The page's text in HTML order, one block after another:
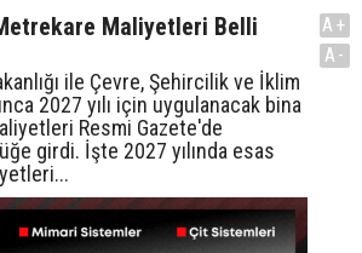
Maliyetleri Belli
ile Çevre, Şehircilik ve İklim
2027 yılı için uygulanacak bina
Resmi Gazete'de
girdi. İşte 2027 yılında esas
A+
A-